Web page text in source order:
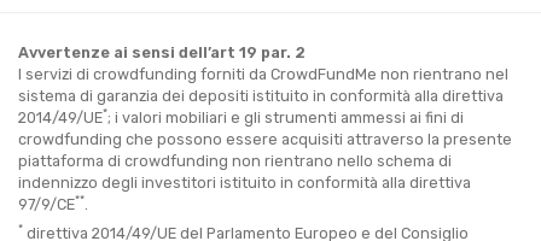
Avvertenze ai sensi dell’art 19 par. 2
I servizi di crowdfunding forniti da CrowdFundMe non rientrano nel
sistema di garanzia dei depositi istituito in conformità alla direttiva
2014/49/UE*; i valori mobiliari e gli strumenti ammessi ai fini di
crowdfunding che possono essere acquisiti attraverso la presente
piattaforma di crowdfunding non rientrano nello schema di
indennizzo degli investitori istituito in conformità alla direttiva
97/9/CE**
* direttiva 2014/49/UE del Parlamento Europeo e del Consiglio